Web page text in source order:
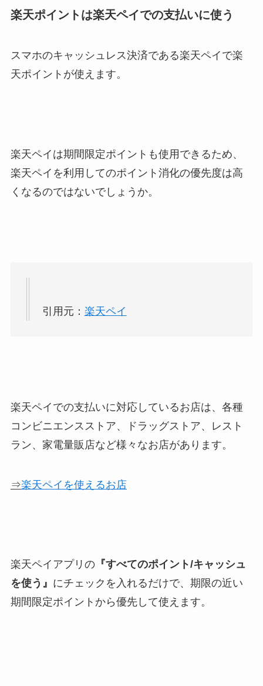
楽天ポイントは楽天ペイでの支払いに使う
スマホのキャッシュレス決済である楽天ペイで楽
天ポイントが使えます。
楽天ペイは期間限定ポイントも使用できるため、
楽天ペイを利用してのポイント消化の優先度は高
くなるのではないでしょうか。
引用元： 楽天ペイ
楽天ペイでの支払いに対応しているお店は、各種
コンビニエンスストア、ドラッグストア、レスト
ラン、家電量販店など様々なお店があります。
⇒楽天ペイを使えるお店
楽天ペイアプリの『すべてのポイント/キャッシュ
を使う』 にチェックを入れるだけで、期限の近い
期間限定ポイントから優先して使えます。